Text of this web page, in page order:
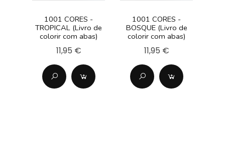
1001 CORES -
TROPICAL (Livro de
colorir com abas)
11,95 €
1001 CORES -
BOSQUE (Livro de
colorir com abas)
11,95 €